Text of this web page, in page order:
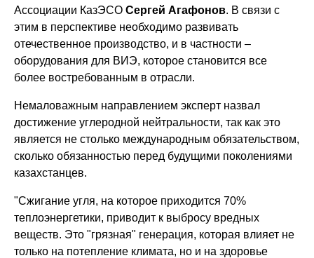
Ассоциации КазЭСОСергей Агафонов. В связи с
этим в перспективе необходимо развивать
отечественное производство, и в частности –
оборудования для ВИЭ, которое становится все
более востребованным в отрасли.
Немаловажным направлением эксперт назвал
достижение углеродной нейтральности, так как это
является не столько международным обязательством,
сколько обязанностью перед будущими поколениями
казахстанцев.
"Сжигание угля, на которое приходится 70%
теплоэнергетики, приводит к выбросу вредных
веществ. Это "грязная" генерация, которая влияет не
только на потепление климата, но и на здоровье